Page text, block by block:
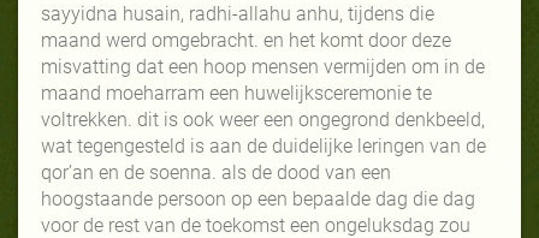
sayyidna husain, radhi-allahu anhu, tijdens die
maand werd omgebracht. en het komt door deze
misvatting dat een hoop mensen vermijden om in de
maand moeharram een huwelijksceremonie te
voltrekken. dit is ook weer een ongegrond denkbeeld,
wat tegengesteld is aan de duidelijke leringen van de
qor’an en de soenna. als de dood van een
hoogstaande persoon op een bepaalde dag die dag
voor de rest van de toekomst een ongeluksdag zou